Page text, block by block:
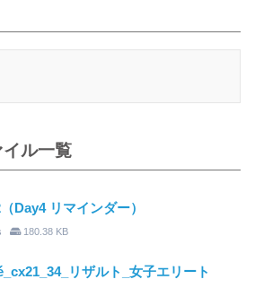
ル一覧
Day4 リマインダー）
180.38 KB
リザルト_女子エリート